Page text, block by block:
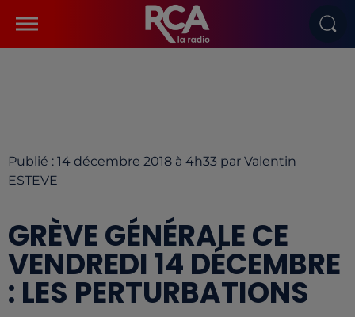
Publié : 14 décembre 2018 à 4h33 par Valentin
ESTEVE
GRÈVE GÉNÉRALE CE
VENDREDI 14 DÉCEMBRE
: LES PERTURBATIONS